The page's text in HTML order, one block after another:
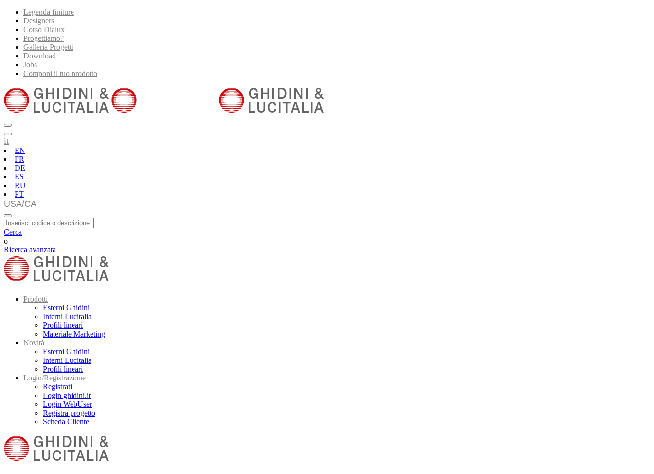
Legenda finiture
Designers
Corso Dialux
Progettiamo?
Galleria Progetti
Download
Jobs
Componi il tuo prodotto
it
EN
FR
DE
ES
RU
PT
Cerca
o
Ricerca avanzata
Prodotti
Esterni Ghidini
Interni Lucitalia
Profili lineari
Materiale Marketing
Novità
Esterni Ghidini
Interni Lucitalia
Profili lineari
Login/Registrazione
Registrati
Login ghidini.it
Login WebUser
Registra progetto
Scheda Cliente